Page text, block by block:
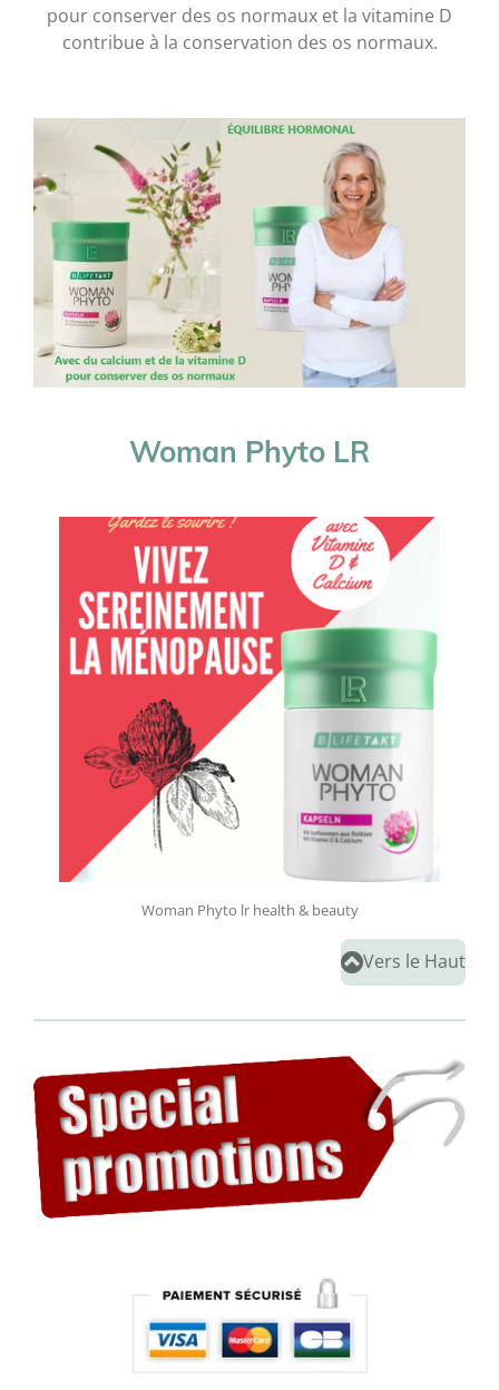
pour conserver des os normaux et la vitamine D
contribue à la conservation des os normaux.
Woman Phyto LR
Woman Phyto lr health & beauty
Vers le Haut